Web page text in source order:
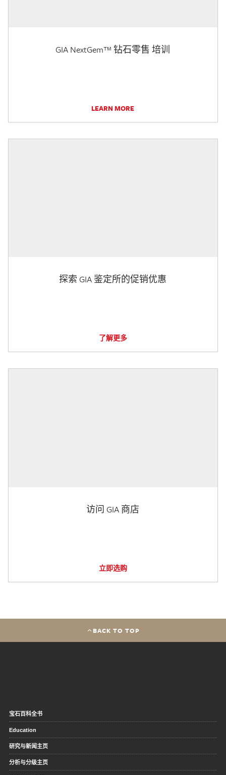
GIA NextGem™ 钻石零售 培训
LEARN MORE
探索 GIA 鉴定所的促销优惠
了解更多
访问 GIA 商店
立即选购
BACK TO TOP
宝石百科全书
Education
研究与新闻主页
分析与分级主页